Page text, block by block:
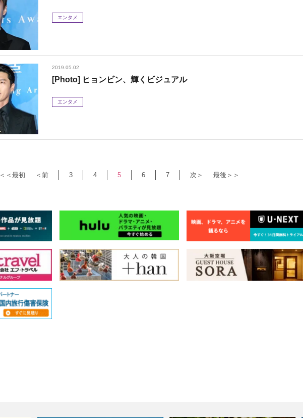
エンタメ
2019.05.02
[Photo] ヒョンビン、輝くビジュアル
エンタメ
＜＜最初 ＜前 3 4 5 6 7 次＞ 最後＞＞